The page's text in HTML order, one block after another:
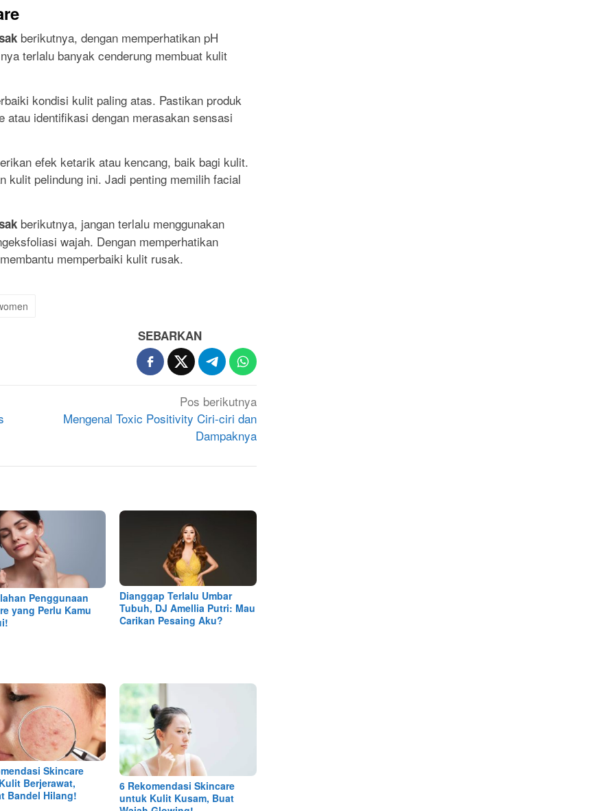
berikutnya, dengan memperhatikan pH
terlalu banyak cenderung membuat kulit
kondisi kulit paling atas. Pastikan produk
atau identifikasi dengan merasakan sensasi
efek ketarik atau kencang, baik bagi kulit.
kulit pelindung ini. Jadi penting memilih facial
berikutnya, jangan terlalu menggunakan
wajah. Dengan memperhatikan
memperbaiki kulit rusak.
SEBARKAN
Pos berikutnya
Mengenal Toxic Positivity Ciri-ciri dan
Dampaknya
Penggunaan
yang Perlu Kamu
Dianggap Terlalu Umbar
Tubuh, DJ Amellia Putri: Mau
Carikan Pesaing Aku?
Skincare
Berjerawat,
Bandel Hilang!
6 Rekomendasi Skincare
untuk Kulit Kusam, Buat